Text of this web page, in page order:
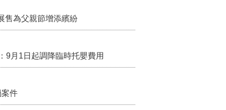
為父親節增添繽紛
9月1日起調降臨時托嬰費用
件